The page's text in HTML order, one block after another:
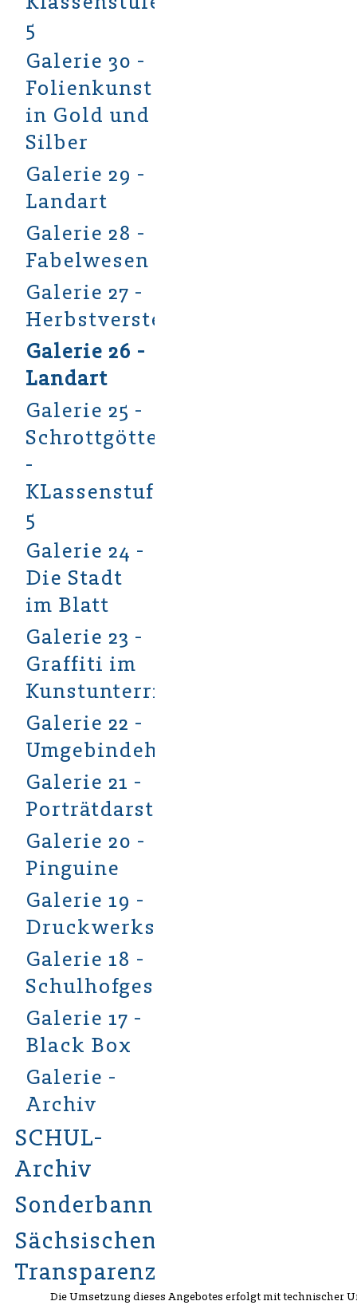
5
Galerie 30 -
Folienkunst
in Gold und
Silber
Galerie 29 -
Landart
Galerie 28 -
Fabelwesen
Galerie 27 -
Herbstverstecke
Galerie 26 -
Landart
Galerie 25 -
Schrottgötter
-
KLassenstufe
5
Galerie 24 -
Die Stadt
im Blatt
Galerie 23 -
Graffiti im
Kunstunterricht
Galerie 22 -
Umgebindehäuser
Galerie 21 -
Porträtdarstellung
Galerie 20 -
Pinguine
Galerie 19 -
Druckwerkstatt
Galerie 18 -
Schulhofgestaltung
Galerie 17 -
Black Box
Galerie -
Archiv
SCHUL-
Archiv
Sonderbannergalerie
Sächsischen
Transparenzgesetzes
Die Umsetzung dieses Angebotes erfolgt mit technischer